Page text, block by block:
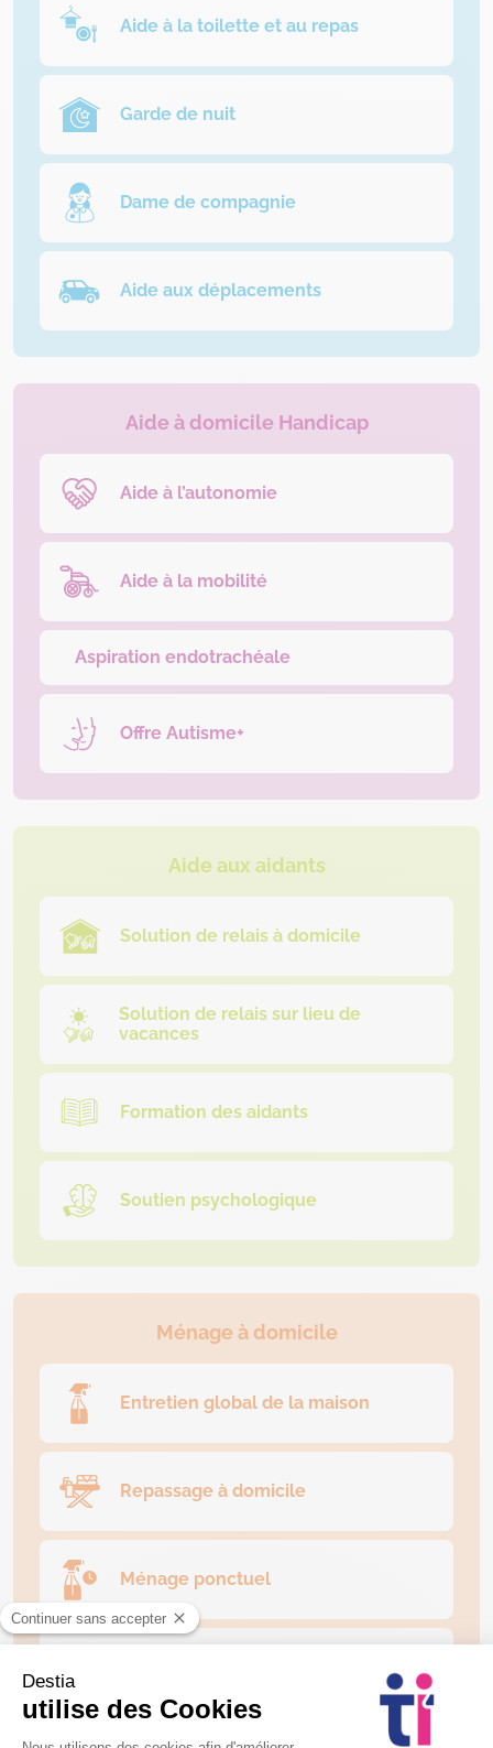
Aide à la toilette et au repas
Garde de nuit
Dame de compagnie
Aide aux déplacements
Aide à domicile Handicap
Aide à l’autonomie
Aide à la mobilité
Aspiration endotrachéale
Offre Autisme+
Aide aux aidants
Solution de relais à domicile
Solution de relais sur lieu de
vacances
Formation des aidants
Soutien psychologique
Ménage à domicile
Entretien global de la maison
Repassage à domicile
Ménage ponctuel